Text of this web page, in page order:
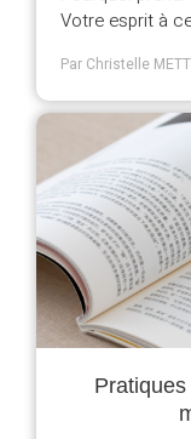
Votre esprit à
Par Christelle